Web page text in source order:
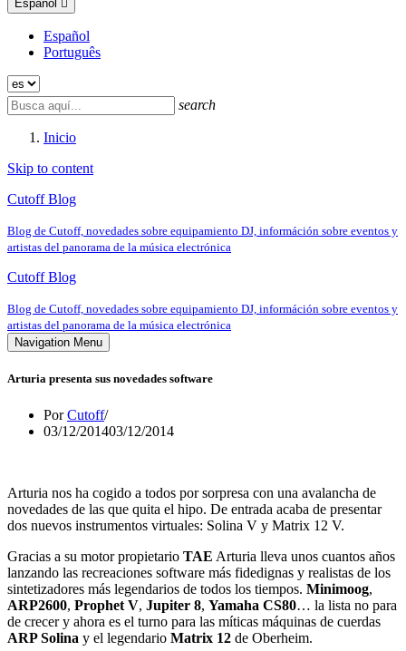
Español 
Español
Português
search
Inicio
Skip to content
Cutoff Blog
Blog de Cutoff, novedades sobre equipamiento DJ, információn sobre eventos y
artistas del panorama de la música electrónica
Cutoff Blog
Blog de Cutoff, novedades sobre equipamiento DJ, információn sobre eventos y
artistas del panorama de la música electrónica
Navigation Menu
Arturia presenta sus novedades software
PorCutoff
03/12/201403/12/2014
Arturia nos ha cogido a todos por sorpresa con una avalancha de
novedades de las que quita el hipo. De entrada acaba de presentar
dos nuevos instrumentos virtuales: Solina V y Matrix 12 V.
Gracias a su motor propietario TAE Arturia lleva unos cuantos años
lanzando las recreaciones software más fidedignas y realistas de los
sintetizadores más legendarios de todos los tiempos. Minimoog,
ARP2600, Prophet V, Jupiter 8, Yamaha CS80… la lista no para
de crecer y ahora es el turno para las míticas máquinas de cuerdas
ARP Solina y el legendario Matrix 12 de Oberheim.